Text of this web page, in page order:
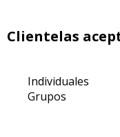
Clientelas
Individuales
Grupos